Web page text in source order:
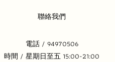
聯絡我們
電話 / 94970506
時間 / 星期日至五 15:00-21:00